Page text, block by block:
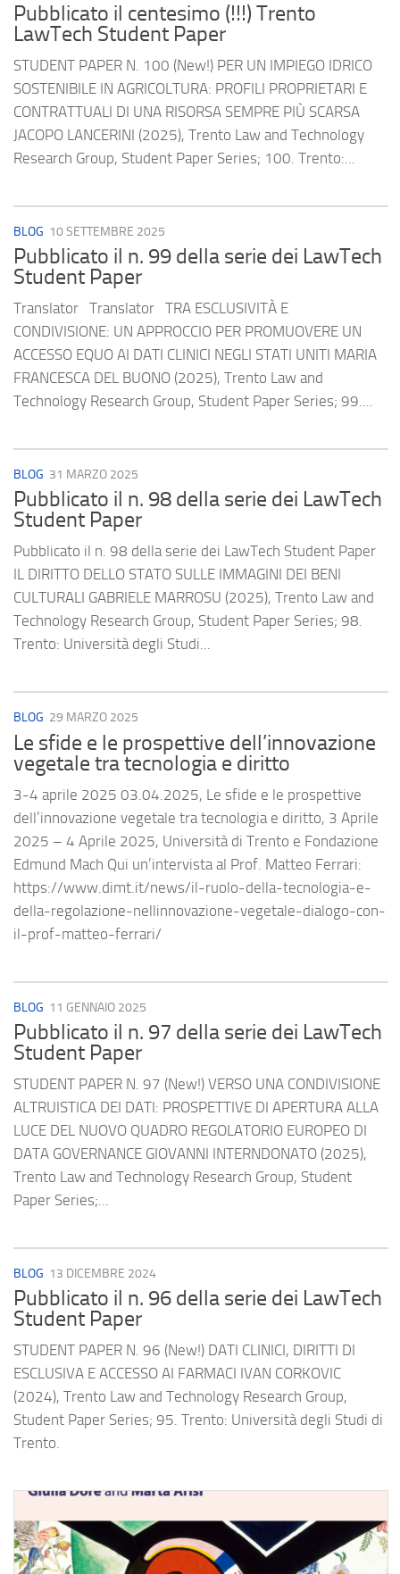
Pubblicato il centesimo (!!!) Trento
LawTech Student Paper
STUDENT PAPER N. 100 (New!) PER UN IMPIEGO IDRICO
SOSTENIBILE IN AGRICOLTURA: PROFILI PROPRIETARI E
CONTRATTUALI DI UNA RISORSA SEMPRE PIÙ SCARSA
JACOPO LANCERINI (2025), Trento Law and Technology
Research Group, Student Paper Series; 100. Trento:...
BLOG 10 SETTEMBRE 2025
Pubblicato il n. 99 della serie dei LawTech
Student Paper
Translator Translator TRA ESCLUSIVITÀ E
CONDIVISIONE: UN APPROCCIO PER PROMUOVERE UN
ACCESSO EQUO AI DATI CLINICI NEGLI STATI UNITI MARIA
FRANCESCA DEL BUONO (2025), Trento Law and
Technology Research Group, Student Paper Series; 99....
BLOG 31 MARZO 2025
Pubblicato il n. 98 della serie dei LawTech
Student Paper
Pubblicato il n. 98 della serie dei LawTech Student Paper
IL DIRITTO DELLO STATO SULLE IMMAGINI DEI BENI
CULTURALI GABRIELE MARROSU (2025), Trento Law and
Technology Research Group, Student Paper Series; 98.
Trento: Università degli Studi...
BLOG 29 MARZO 2025
Le sfide e le prospettive dell’innovazione
vegetale tra tecnologia e diritto
3-4 aprile 2025 03.04.2025, Le sfide e le prospettive
dell’innovazione vegetale tra tecnologia e diritto, 3 Aprile
2025 – 4 Aprile 2025, Università di Trento e Fondazione
Edmund Mach Qui un’intervista al Prof. Matteo Ferrari:
https://www.dimt.it/news/il-ruolo-della-tecnologia-e-
della-regolazione-nellinnovazione-vegetale-dialogo-con-
il-prof-matteo-ferrari/
BLOG 11 GENNAIO 2025
Pubblicato il n. 97 della serie dei LawTech
Student Paper
STUDENT PAPER N. 97 (New!) VERSO UNA CONDIVISIONE
ALTRUISTICA DEI DATI: PROSPETTIVE DI APERTURA ALLA
LUCE DEL NUOVO QUADRO REGOLATORIO EUROPEO DI
DATA GOVERNANCE GIOVANNI INTERNDONATO (2025),
Trento Law and Technology Research Group, Student
Paper Series;...
BLOG 13 DICEMBRE 2024
Pubblicato il n. 96 della serie dei LawTech
Student Paper
STUDENT PAPER N. 96 (New!) DATI CLINICI, DIRITTI DI
ESCLUSIVA E ACCESSO AI FARMACI IVAN CORKOVIC
(2024), Trento Law and Technology Research Group,
Student Paper Series; 95. Trento: Università degli Studi di
Trento.